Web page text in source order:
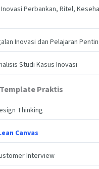
Perbankan, Ritel,
Inovasi dan Pelajaran
Studi Kasus Inovasi
Praktis
Thinking
Canvas
Interview